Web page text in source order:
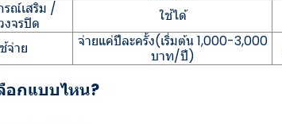
ณ์เสริม /
งจรปิด
ใช้ได้
จ่าย
จ่ายแค่ปีละครั้ง(เริ่มต้น 1,000-3,000
บาท/ปี)
อกแบบไหน?